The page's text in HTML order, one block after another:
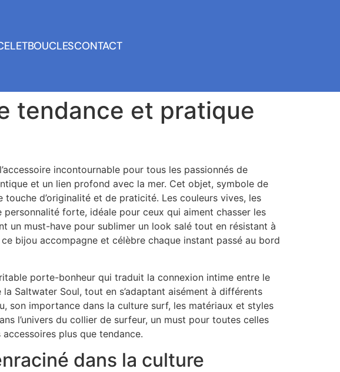
BOUCLESCONTACT
tendance et pratique
incontournable pour tous les passionnés de
et un lien profond avec la mer. Cet objet, symbole de
d’originalité et de praticité. Les couleurs vives, les
forte, idéale pour ceux qui aiment chasser les
un must-have pour sublimer un look salé tout en résistant à
bijou accompagne et célèbre chaque instant passé au bord
porte-bonheur qui traduit la connexion intime entre le
Saltwater Soul, tout en s’adaptant aisément à différents
son importance dans la culture surf, les matériaux et styles
l’univers du collier de surfeur, un must pour toutes celles
plus que tendance.
dans la culture